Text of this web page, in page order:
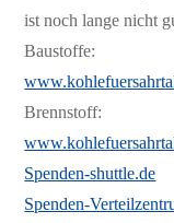
ist noch lange nicht
Baustoffe:
Brennstoff:
Spenden-shuttle.de
Spenden-